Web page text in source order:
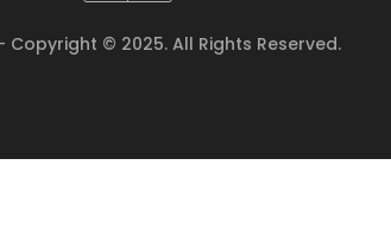
- Copyright © 2025. All Rights Reserved.